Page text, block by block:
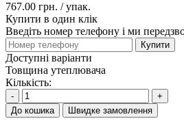
767.00 грн. / упак.
Купити в один клік
Введіть номер телефону і ми
Купити
Доступні варіанти
Товщина утеплювача
Кількість:
-
+
До кошика
Швидке замовлення